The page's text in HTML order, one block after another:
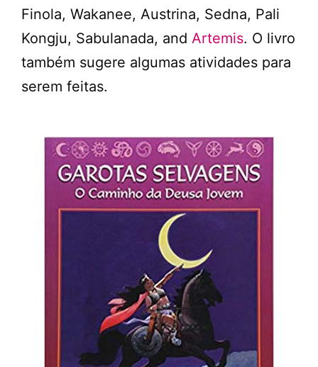
Finola, Wakanee, Austrina, Sedna, Pali
Kongju, Sabulanada, and Artemis. O livro
também sugere algumas atividades para
serem feitas.